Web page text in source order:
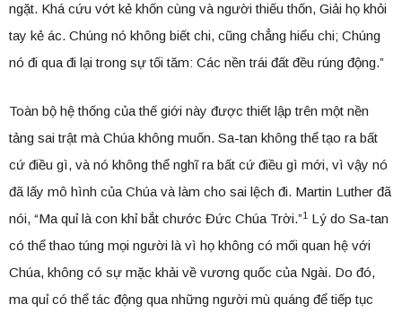
ngặt. Khá cứu vớt kẻ khốn cùng và người thiếu thốn, Giải họ khỏi
tay kẻ ác. Chúng nó không biết chi, cũng chẳng hiểu chi; Chúng
nó đi qua đi lại trong sự tối tăm: Các nền trái đất đều rúng động.”
Toàn bộ hệ thống của thế giới này được thiết lập trên một nền
tảng sai trật mà Chúa không muốn. Sa-tan không thể tạo ra bất
cứ điều gì, và nó không thể nghĩ ra bất cứ điều gì mới, vì vậy nó
đã lấy mô hình của Chúa và làm cho sai lệch đi. Martin Luther đã
nói, “Ma quỉ là con khỉ bắt chước Đức Chúa Trời.”1 Lý do Sa-tan
có thể thao túng mọi người là vì họ không có mối quan hệ với
Chúa, không có sự mặc khải về vương quốc của Ngài. Do đó,
ma quỉ có thể tác động qua những người mù quáng để tiếp tục